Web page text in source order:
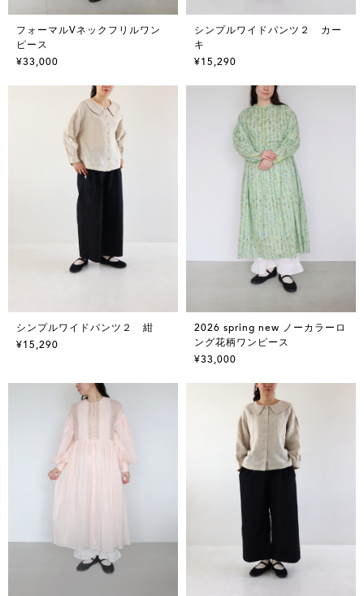
フォーマルVネックフリルワン
ピース
¥33,000
シンプルワイドパンツ２ カー
キ
¥15,290
シンプルワイドパンツ２ 紺
¥15,290
2026 spring new ノーカラーロ
ング花柄ワンピース
¥33,000